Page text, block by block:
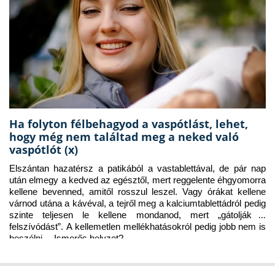
Ha folyton félbehagyod a vaspótlást, lehet,
hogy még nem találtad meg a neked való
vaspótlót (x)
Elszántan hazatérsz a patikából a vastablettával, de pár nap
után elmegy a kedved az egésztől, mert reggelente éhgyomorra
kellene bevenned, amitől rosszul leszel. Vagy órákat kellene
várnod utána a kávéval, a tejről meg a kalciumtablettádról pedig
szinte teljesen le kellene mondanod, mert „gátolják a
felszívódást”. A kellemetlen mellékhatásokról pedig jobb nem is
beszélni… Ismerős helyzet?